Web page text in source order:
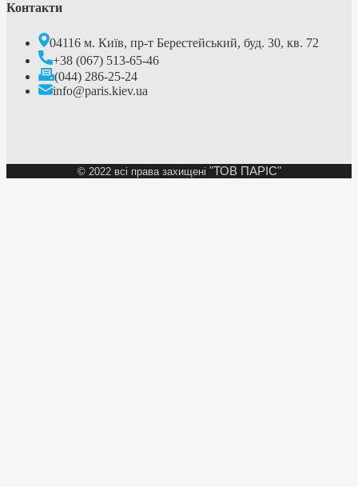
Контакти
04116 м. Київ, пр-т Берестейський, буд. 30, кв. 72
+38 (067) 513-65-46
(044) 286-25-24
info@paris.kiev.ua
© 2022 всі права захищені "ТОВ ПАРІС"